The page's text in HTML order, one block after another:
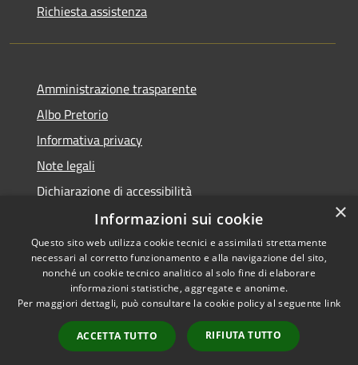
Richiesta assistenza
Amministrazione trasparente
Albo Pretorio
Informativa privacy
Note legali
Dichiarazione di accessibilità
Accessibilità
Privacy
Mappa del sito
×
Informazioni sui cookie
Questo sito web utilizza cookie tecnici e assimilati strettamente
necessari al corretto funzionamento e alla navigazione del sito,
nonché un cookie tecnico analitico al solo fine di elaborare
informazioni statistiche, aggregate e anonime.
Per maggiori dettagli, può consultare la cookie policy al seguente link
ACCETTA TUTTO RIFIUTA TUTTO